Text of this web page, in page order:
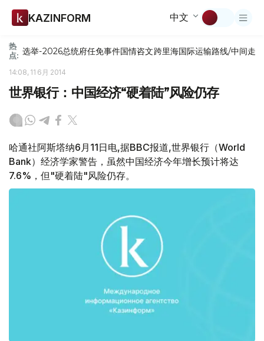
KAZINFORM 中文
热
点: 选举-2026总统府任免事件国情咨文跨里海国际运输路线/中间走廊
14:08, 11 6月 2014
世界银行：中国经济“硬着陆”风险仍存
哈通社阿斯塔纳6月11日电,据BBC报道,世界银行（World
Bank）经济学家警告，虽然中国经济今年增长预计将达
7.6%，但"硬着陆"风险仍存。